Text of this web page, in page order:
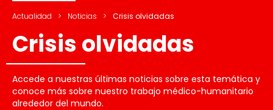
Actualidad > Noticias > Crisis olvidadas
Crisis olvidadas
Accede a nuestras últimas noticias sobre esta temática y
conoce más sobre nuestro trabajo médico-humanitario
alrededor del mundo.